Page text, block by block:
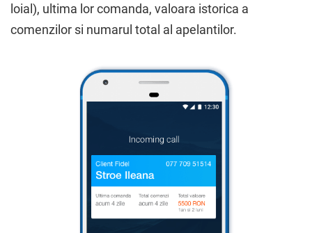
loial), ultima lor comanda, valoara istorica a
comenzilor si numarul total al apelantilor.